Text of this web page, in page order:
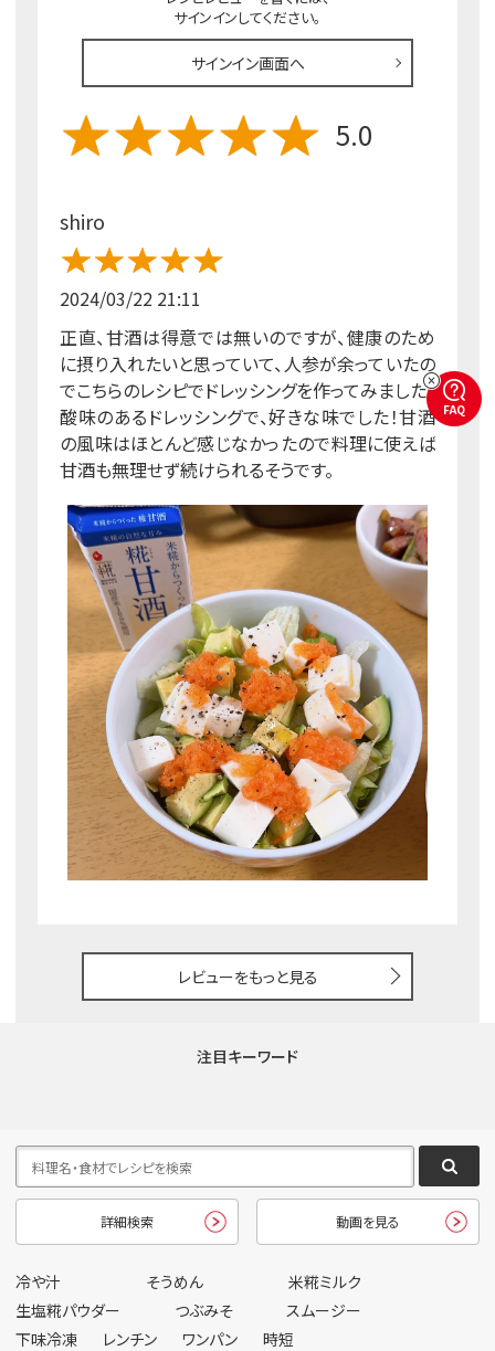
サインインしてください。
サインイン画面へ
5.0
shiro
2024/03/22 21:11
正直、甘酒は得意では無いのですが、健康のため
に摂り入れたいと思っていて、人参が余っていたの
でこちらのレシピでドレッシングを作ってみました。
酸味のあるドレッシングで、好きな味でした！甘酒
の風味はほとんど感じなかったので料理に使えば
甘酒も無理せず続けられるそうです。
レビューをもっと見る
注目キーワード
詳細検索 動画を見る
冷や汁 そうめん
米糀ミルク
生塩糀パウダー
つぶみそ
スムージー
下味冷凍
レンチン ワンパン 時短
FAQ